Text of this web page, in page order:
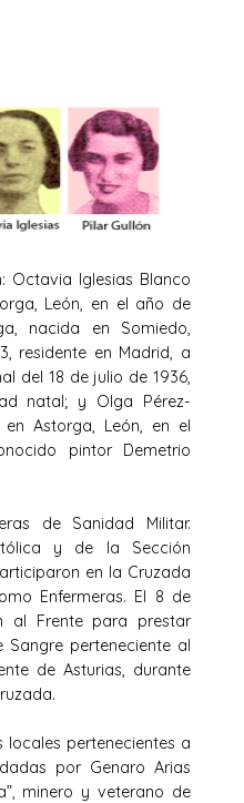
Iglesias Blanco
León, en el año de
nacida en Somiedo,
residente en Madrid, a
del 18 de julio de 1936,
natal; y Olga Pérez-
en Astorga, León, en el
pintor Demetrio
de Sanidad Militar.
y de la Sección
en la Cruzada
Enfermeras. El 8 de
al Frente para prestar
perteneciente al
de Asturias, durante
pertenecientes a
por Genaro Arias
minero y veterano de